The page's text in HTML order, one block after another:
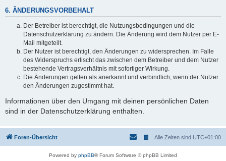
6. ÄNDERUNGSVORBEHALT
Der Betreiber ist berechtigt, die Nutzungsbedingungen und die
Datenschutzerklärung zu ändern. Die Änderung wird dem Nutzer per E-
Mail mitgeteilt.
Der Nutzer ist berechtigt, den Änderungen zu widersprechen. Im Falle
des Widerspruchs erlischt das zwischen dem Betreiber und dem Nutzer
bestehende Vertragsverhältnis mit sofortiger Wirkung.
Die Änderungen gelten als anerkannt und verbindlich, wenn der Nutzer
den Änderungen zugestimmt hat.
Informationen über den Umgang mit deinen persönlichen Daten
sind in der Datenschutzerklärung enthalten.
Foren-Übersicht Alle Zeiten sind UTC+01:00
Powered by phpBB® Forum Software © phpBB Limited